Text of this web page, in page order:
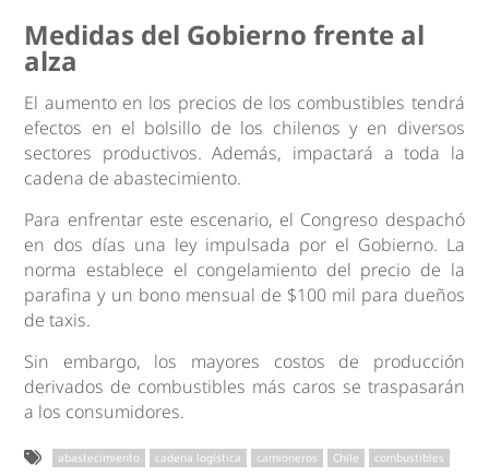
Medidas del Gobierno frente al
alza
El aumento en los precios de los combustibles tendrá
efectos en el bolsillo de los chilenos y en diversos
sectores productivos. Además, impactará a toda la
cadena de abastecimiento.
Para enfrentar este escenario, el Congreso despachó
en dos días una ley impulsada por el Gobierno. La
norma establece el congelamiento del precio de la
parafina y un bono mensual de $100 mil para dueños
de taxis.
Sin embargo, los mayores costos de producción
derivados de combustibles más caros se traspasarán
a los consumidores.
abastecimiento cadena logística camioneros Chile
combustibles